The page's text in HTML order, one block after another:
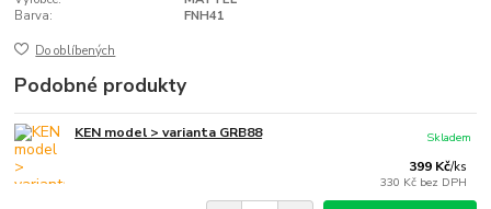
Barva:
FNH41
Do oblíbených
Podobné produkty
KEN model > varianta GRB88
399 Kč/ks
330 Kč bez DPH
Skladem